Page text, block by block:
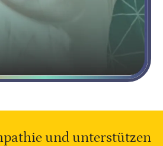
und unterstützen